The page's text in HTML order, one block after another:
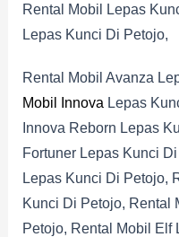
Rental Mobil Lepas
Lepas Kunci Di Petojo,
Rental Mobil Avanza
Mobil Innova Lepas
Innova Reborn Lepas
Fortuner Lepas Kunci
Lepas Kunci Di Petojo,
Kunci Di Petojo, Rental
Petojo, Rental Mobil Elf